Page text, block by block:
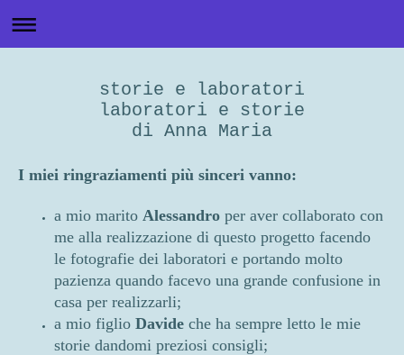
storie e laboratori
laboratori e storie
di Anna Maria
I miei ringraziamenti più sinceri vanno:
a mio marito Alessandro per aver collaborato con
me alla realizzazione di questo progetto facendo
le fotografie dei laboratori e portando molto
pazienza quando facevo una grande confusione in
casa per realizzarli;
a mio figlio Davide che ha sempre letto le mie
storie dandomi preziosi consigli;